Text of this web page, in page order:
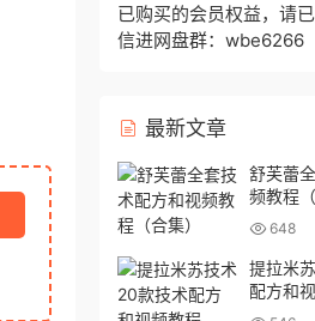
已购买的会员权益，请
信进网盘群：wbe6266
最新文章
舒芙蕾
频教程（
648
提拉米
配方和